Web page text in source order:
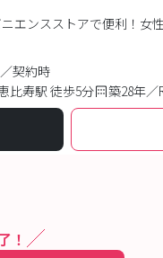
ンスストアで便利！女性
契約時
比寿駅 徒歩5分 築28年／
！